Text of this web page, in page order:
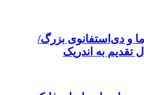
و دی‌استفانوی بزرگ/